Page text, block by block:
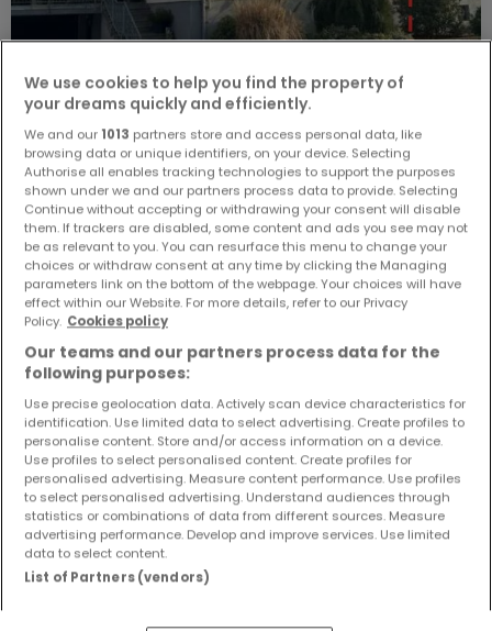
Reihenhaus 2 Schlafzimmer zum Kauf inMerzig
278.000 €
120 m² 2 1 2
We use cookies to help you find the property of
your dreams quickly and efficiently.
We and our 1013 partners store and access personal data, like
browsing data or unique identifiers, on your device. Selecting
Authorise all enables tracking technologies to support the purposes
shown under we and our partners process data to provide. Selecting
Continue without accepting or withdrawing your consent will disable
them. If trackers are disabled, some content and ads you see may not
be as relevant to you. You can resurface this menu to change your
choices or withdraw consent at any time by clicking the Managing
parameters link on the bottom of the webpage. Your choices will have
effect within our Website. For more details, refer to our Privacy
Policy. Cookies policy
Our teams and our partners process data for the
following purposes:
Use precise geolocation data. Actively scan device characteristics for
identification. Use limited data to select advertising. Create profiles to
personalise content. Store and/or access information on a device.
Use profiles to select personalised content. Create profiles for
personalised advertising. Measure content performance. Use profiles
to select personalised advertising. Understand audiences through
statistics or combinations of data from different sources. Measure
advertising performance. Develop and improve services. Use limited
data to select content.
List of Partners (vendors)